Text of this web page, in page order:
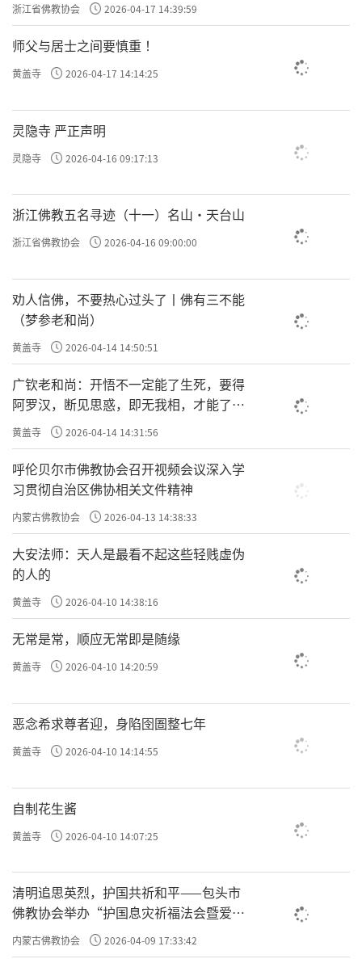
浙江省佛教协会 2026-04-17 14:39:59
师父与居士之间要慎重 ！
黄盖寺 2026-04-17 14:14:25
灵隐寺 严正声明
灵隐寺 2026-04-16 09:17:13
浙江佛教五名寻迹（十一）名山·天台山
浙江省佛教协会 2026-04-16 09:00:00
劝人信佛，不要热心过头了丨佛有三不能
（梦参老和尚）
黄盖寺 2026-04-14 14:50:51
广钦老和尚：开悟不一定能了生死，要得
阿罗汉，断见思惑，即无我相，才能了生
死
黄盖寺 2026-04-14 14:31:56
呼伦贝尔市佛教协会召开视频会议深入学
习贯彻自治区佛协相关文件精神
内蒙古佛教协会 2026-04-13 14:38:33
大安法师：天人是最看不起这些轻贱虚伪
的人的
黄盖寺 2026-04-10 14:38:16
无常是常，顺应无常即是随缘
黄盖寺 2026-04-10 14:20:59
恶念希求尊者迎，身陷囹圄整七年
黄盖寺 2026-04-10 14:14:55
自制花生酱
黄盖寺 2026-04-10 14:07:25
清明追思英烈，护国共祈和平——包头市
佛教协会举办“护国息灾祈福法会暨爱国
主义电影观影活动”
内蒙古佛教协会 2026-04-09 17:33:42